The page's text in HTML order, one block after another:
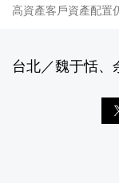
高資產客戶資產配置
台北／魏于恬